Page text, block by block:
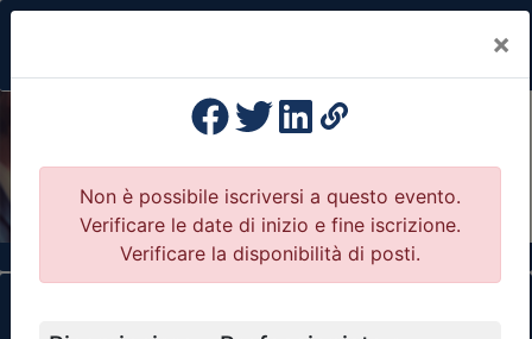
×
Previous